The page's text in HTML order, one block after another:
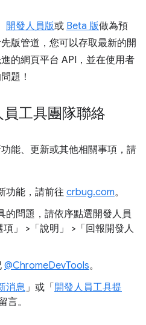
開發人員版或 Beta 版做為預
版管道，您可以存取最新的開
的網頁平台 API，並在使用者
題！
工具團隊聯絡
能、更新或其他相關事項，請
功能，請前往 crbug.com。
的問題，請依序點選開發人員
」 >「說明」
>「回報開發人
@ChromeDevTools。
消息」或「 開發人員工具提
言。